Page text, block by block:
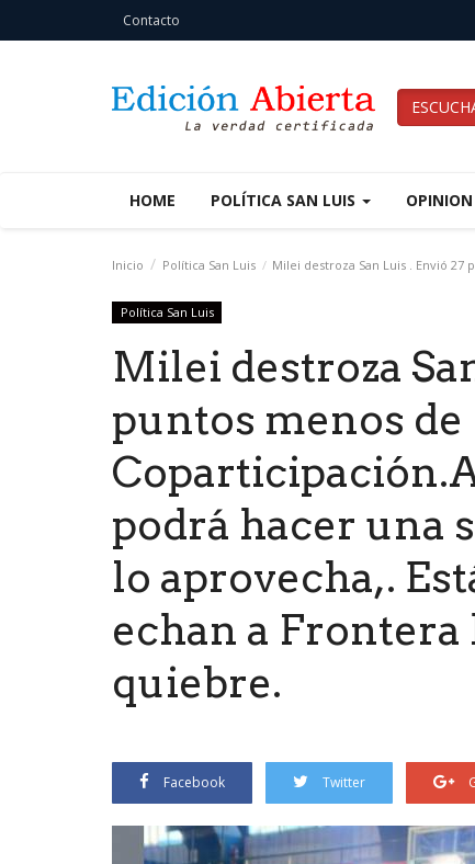
Contacto
HOME POLÍTICA SAN LUIS OPINION
Inicio Política San Luis Milei destroza San Luis . Envió
Política San Luis
Milei destroza
puntos menos de
podrá hacer una
lo aprovecha,.
echan a
quiebre.
Facebook Twitter